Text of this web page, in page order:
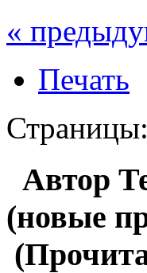
«
Печать
Автор
(новые